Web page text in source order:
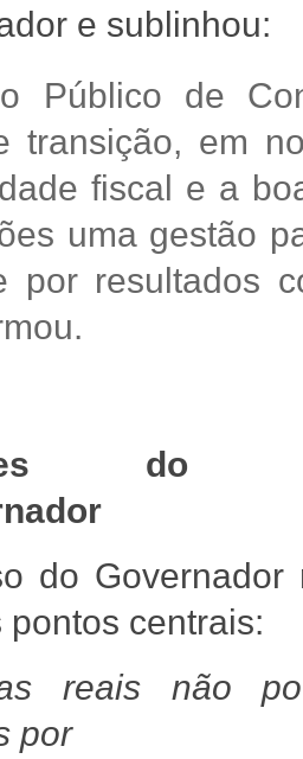
e sublinhou:
Público de
transição, em
fiscal e a
uma gestão
por resultados
do
do Governador
pontos centrais:
reais não
por